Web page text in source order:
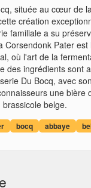
située au cœur de
création
familiale a su
Corsendonk Pater est
où l'art de la
des ingrédients sont
Du Bocq, avec
une bière
belge.
bocq abbaye